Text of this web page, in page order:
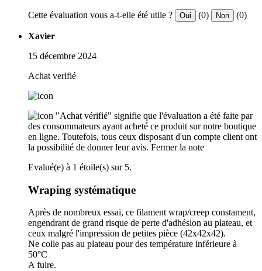
Cette évaluation vous a-t-elle été utile ? Oui (0) Non (0)
Xavier
15 décembre 2024
Achat verifié
"Achat vérifié" signifie que l'évaluation a été faite par
des consommateurs ayant acheté ce produit sur notre boutique
en ligne. Toutefois, tous ceux disposant d'un compte client ont
la possibilité de donner leur avis. Fermer la note
Evalué(e) à 1 étoile(s) sur 5.
Wraping systématique
Après de nombreux essai, ce filament wrap/creep constament,
engendrant de grand risque de perte d'adhésion au plateau, et
ceux malgré l'impression de petites pièce (42x42x42).
Ne colle pas au plateau pour des température inférieure à
50°C
A fuire.